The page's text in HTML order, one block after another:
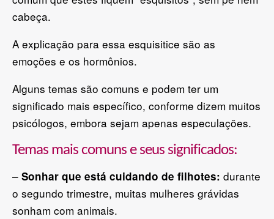
cabeça.
A explicação para essa esquisitice são as
emoções e os hormônios.
Alguns temas são comuns e podem ter um
significado mais específico, conforme dizem muitos
psicólogos, embora sejam apenas especulações.
Temas mais comuns e seus significados:
– Sonhar que está cuidando de filhotes: durante
o segundo trimestre, muitas mulheres grávidas
sonham com animais.